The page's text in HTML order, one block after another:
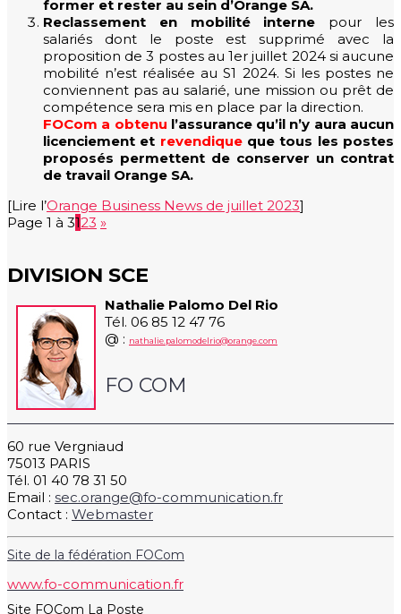
former et rester au sein d’Orange SA.
Reclassement en mobilité interne pour les
salariés dont le poste est supprimé avec la
proposition de 3 postes au 1er juillet 2024 si aucune
mobilité n’est réalisée au S1 2024. Si les postes ne
conviennent pas au salarié, une mission ou prêt de
compétence sera mis en place par la direction.
FOCom a obtenu l’assurance qu’il n’y aura aucun
licenciement et revendiqueque tous les postes
proposés permettent de conserver un contrat
de travail Orange SA.
[Lire l’Orange Business News de juillet 2023]
Page 1 à 3123 »
DIVISION SCE
Nathalie Palomo Del Rio
Tél. 06 85 12 47 76
@ : nathalie.palomodelrio@orange.com
FO COM
60 rue Vergniaud
75013 PARIS
Tél. 01 40 78 31 50
Email : sec.orange@fo-communication.fr
Contact : Webmaster
Site de la fédération FOCom
www.fo-communication.fr
Site FOCom La Poste